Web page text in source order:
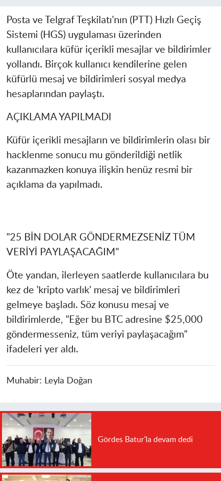
Posta ve Telgraf Teşkilatı'nın (PTT) Hızlı Geçiş
Sistemi (HGS) uygulaması üzerinden
kullanıcılara küfür içerikli mesajlar ve bildirimler
yollandı. Birçok kullanıcı kendilerine gelen
küfürlü mesaj ve bildirimleri sosyal medya
hesaplarından paylaştı.
AÇIKLAMA YAPILMADI
Küfür içerikli mesajların ve bildirimlerin olası bir
hacklenme sonucu mu gönderildiği netlik
kazanmazken konuya ilişkin henüz resmi bir
açıklama da yapılmadı.
"25 BİN DOLAR GÖNDERMEZSENİZ TÜM
VERİYİ PAYLAŞACAĞIM"
Öte yandan, ilerleyen saatlerde kullanıcılara bu
kez de 'kripto varlık' mesaj ve bildirimleri
gelmeye başladı. Söz konusu mesaj ve
bildirimlerde, "Eğer bu BTC adresine $25,000
göndermesseniz, tüm veriyi paylaşacağım"
ifadeleri yer aldı.
Muhabir: Leyla Doğan
Gördes Batur'la devam dedi